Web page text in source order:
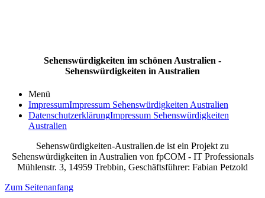
Sehenswürdigkeiten im schönen Australien -
Sehenswürdigkeiten in Australien
Menü
ImpressumImpressum Sehenswürdigkeiten Australien
DatenschutzerklärungImpressum Sehenswürdigkeiten
Australien
Sehenswürdigkeiten-Australien.de ist ein Projekt zu
Sehenswürdigkeiten in Australien von fpCOM - IT Professionals
Mühlenstr. 3, 14959 Trebbin, Geschäftsführer: Fabian Petzold
Zum Seitenanfang